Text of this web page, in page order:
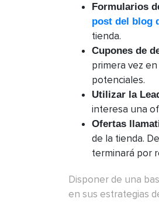
Formularios
post del blog
tienda.
Cupones de
primera vez
potenciales.
Utilizar la
interesa una
Ofertas
de la tienda.
terminará por
Disponer de una
en sus estrategias